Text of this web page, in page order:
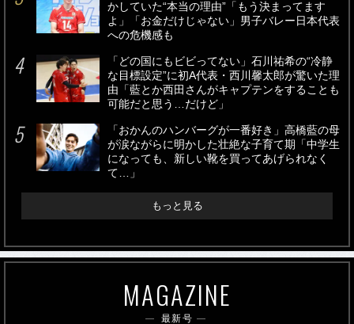
かしていた“本当の理由”「もう決まってます
よ」「お金だけじゃない」男子バレー日本代表
への危機感も
「どの国にもビビってない」石川祐希の“冷静
な目標設定”に初A代表・西川馨太郎が驚いた理
由「藍とか西田さんがキャプテンをすることも
可能だと思う…だけど」
「おかんのハンバーグが一番好き」高橋藍の母
が涙ながらに明かした壮絶な子育て期「中学生
になっても、新しい靴を買ってあげられなく
て…」
もっと見る
MAGAZINE
最新号